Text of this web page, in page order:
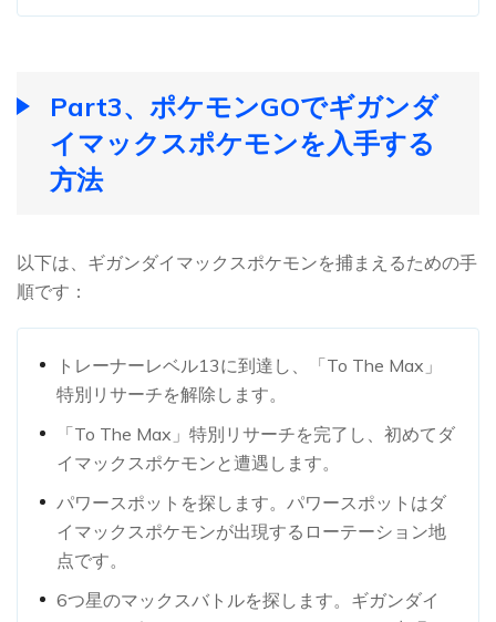
Part3、ポケモンGOでギガンダ
イマックスポケモンを入手する
方法
以下は、ギガンダイマックスポケモンを捕まえるための手
順です：
トレーナーレベル13に到達し、「To The Max」
特別リサーチを解除します。
「To The Max」特別リサーチを完了し、初めてダ
イマックスポケモンと遭遇します。
パワースポットを探します。パワースポットはダ
イマックスポケモンが出現するローテーション地
点です。
6つ星のマックスバトルを探します。ギガンダイ